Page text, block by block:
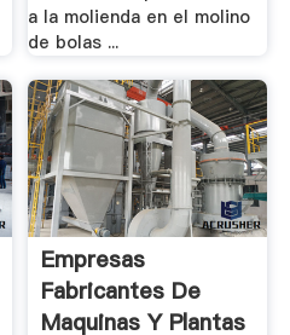
a la molienda en el molino
de bolas ...
Empresas
Fabricantes De
Maquinas Y Plantas